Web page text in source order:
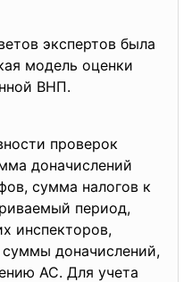
экспертов была
модель оценки
ВНП.
проверок
доначислений
сумма налогов к
период,
инспекторов,
суммы доначислений,
АС. Для учета